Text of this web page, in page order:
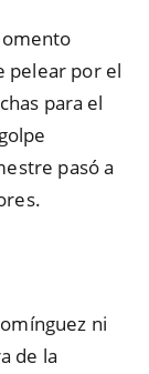
pelear por el
para el
pasó a
ni
de la